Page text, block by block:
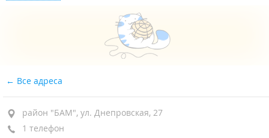
Все адреса
район "БАМ", ул. Днепровская, 27
1 телефон